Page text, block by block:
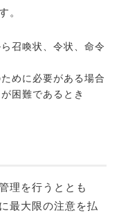
。
召喚状、令状、命令
めに必要がある場合
困難であるとき
理を行うととも
最大限の注意を払